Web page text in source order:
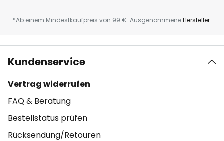
*Ab einem Mindestkaufpreis von 99 €. AusgenommeneHersteller.
Kundenservice
Vertrag widerrufen
FAQ & Beratung
Bestellstatus prüfen
Rücksendung/Retouren